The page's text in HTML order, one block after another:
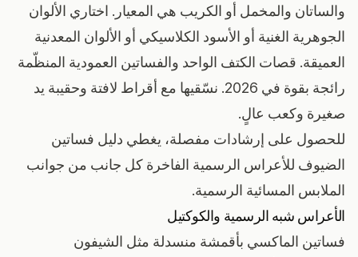
والساتان والمخمل أو الكريب هي المعيار. اختاري الألوان
الجوهرية الغنية أو الأسود الكلاسيكي أو الألوان المعدنية
العميقة. قصات الكتف الواحد والفساتين العمودية المنظّمة
رائجة بقوة في 2026. نسّقيها مع أقراط لافتة وحقيبة يد
صغيرة وكعب عالٍ.
للحصول على إرشادات مفصلة، يغطي دليل فساتين
الضيوف للأعراس الرسمية الفاخرة كل جانب من جوانب
الملابس المسائية الرسمية.
الأعراس شبه الرسمية والكوكتيل
فساتين الماكسي بأقمشة منسدلة مثل الشيفون